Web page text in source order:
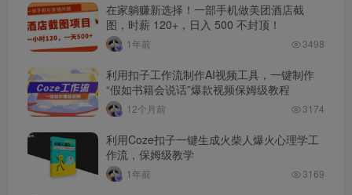
在家躺赚新选择！一部手机做美团酒店截
图，时薪 120+，日入 500 不封顶！
1年前 3498
利用扣子工作流制作AI视频工具，一键制作
“假如书籍会说话”爆款视频保姆级教程
12个月前 3174
利用Coze扣子一键生成火柴人爆火心理学工
作流，保姆级教学
1年前 3169